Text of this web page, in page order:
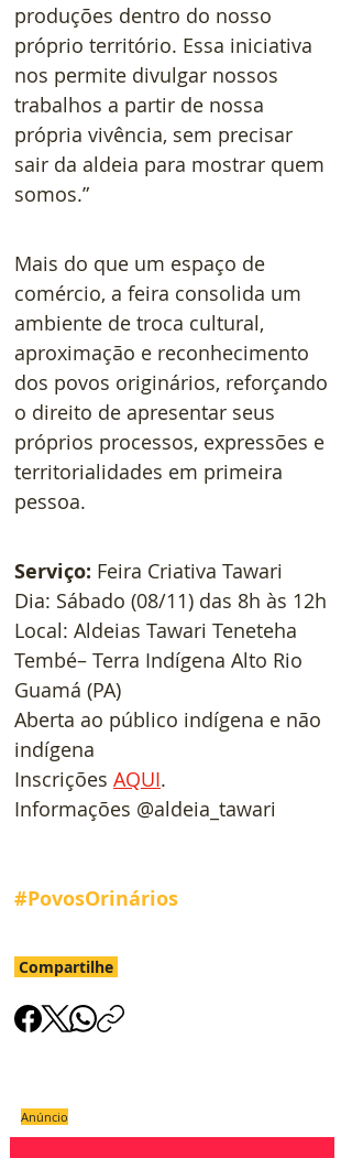
produções dentro do nosso
próprio território. Essa iniciativa
nos permite divulgar nossos
trabalhos a partir de nossa
própria vivência, sem precisar
sair da aldeia para mostrar quem
somos.”
Mais do que um espaço de
comércio, a feira consolida um
ambiente de troca cultural,
aproximação e reconhecimento
dos povos originários, reforçando
o direito de apresentar seus
próprios processos, expressões e
territorialidades em primeira
pessoa.
Serviço: Feira Criativa Tawari
Dia: Sábado (08/11) das 8h às 12h
Local: Aldeias Tawari Teneteha
Tembé– Terra Indígena Alto Rio
Guamá (PA)
Aberta ao público indígena e não
indígena
Inscrições AQUI.
Informações @aldeia_tawari
#PovosOrinários
Compartilhe
Anúncio